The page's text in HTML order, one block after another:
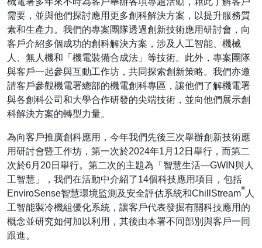
需要，並與他們探討應用更多創科解決方案，以提升服務質
素和生產力。我們的專案團隊透過創新技術應用研討會，向
客戶介紹多個成功的創科解決方案，涉及人工智能、機械
人、無人機和「機電裝備合成法」等技術。此外，專案團隊
與客戶一起參與互動工作坊，共同探索創新策略。我們亦邀
請客戶參觀機電署總部的機電創科專區，讓他們了解機電署
與各創科公司和大學合作研發的尖端技術，並向他們展示創
科解決方案的轉型力量。
為向客戶推廣創科應用，今年我們先後三次舉辦創新技術應
用研討會暨工作坊，第一次於2024年1月12日舉行，而第二
次於6月20日舉行。第二次的主題為「智慧生活—GWIN與人
工智慧」，我們在活動中介紹了14個科技應用項目，包括
EnviroSense智慧環境監測及安全評估系統和ChillStream
®
人
工智能製冷機組優化系統，讓客戶代表發掘有關科技應用的
概念並研究如何加以利用，其後由本署不同部別與客戶一同
跟進。